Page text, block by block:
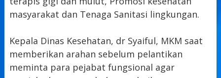
masyarakat dan Tenaga Sanitasi lingkungan.
Kepala Dinas Kesehatan, dr Syaiful, MKM saat
memberikan arahan sebelum pelantikan
meminta para pejabat fungsional agar